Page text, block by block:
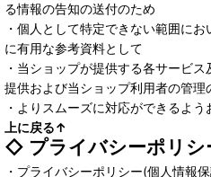
る情報の告知の送付のため
・個人として特定できない範囲に
に有用な参考資料として
・当ショップが提供する各サービ
提供および当ショップ利用者の管理
・よりスムーズに対応ができるよ
上に戻る↑
◇ プライバシーポリシ
・プライバシーポリシー(個人情報